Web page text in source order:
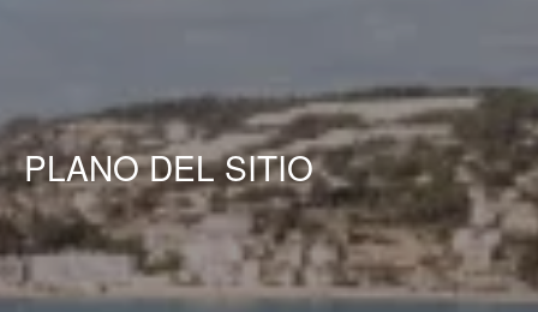
PLANO DEL SITIO